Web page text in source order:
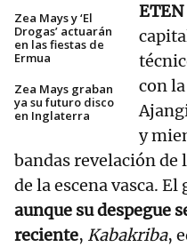
Zea Mays y ‘El
Drogas’ actuarán
en las fiestas de
Ermua
Zea Mays graban
ya su futuro disco
en Inglaterra
con
y
bandas revelación
de la escena vasca. El
aunque su despegue
reciente, Kabakriba,